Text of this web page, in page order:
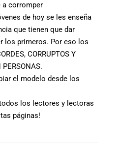
a corromper
de hoy se les enseña
que tienen que dar
los primeros. Por eso los
CORRUPTOS Y
PERSONAS.
el modelo desde los
los lectores y lectoras
páginas!